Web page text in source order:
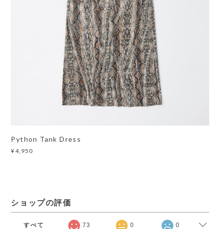
Python Tank Dress
¥4,950
ショップの評価
すべて 73 0 0